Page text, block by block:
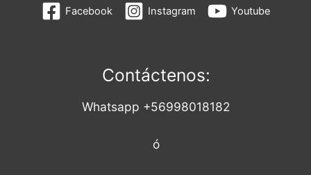
Facebook Instagram Youtube
Contáctenos:
Whatsapp +56998018182
ó